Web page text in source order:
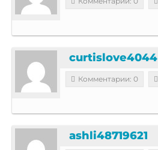
curtislove4044
Комментарии: 0
ashli48719621